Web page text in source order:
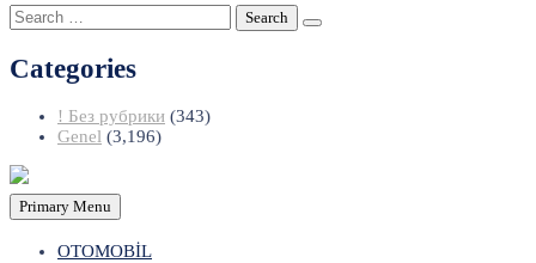
Search
for:
Categories
! Без рубрики (343)
Genel (3,196)
Primary Menu
OTOMOBİL